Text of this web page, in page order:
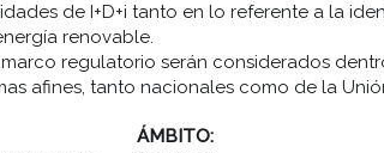
de I+D+i tanto en lo referente a la
renovable.
regulatorio serán considerados
afines, tanto nacionales como de la
ÁMBITO: